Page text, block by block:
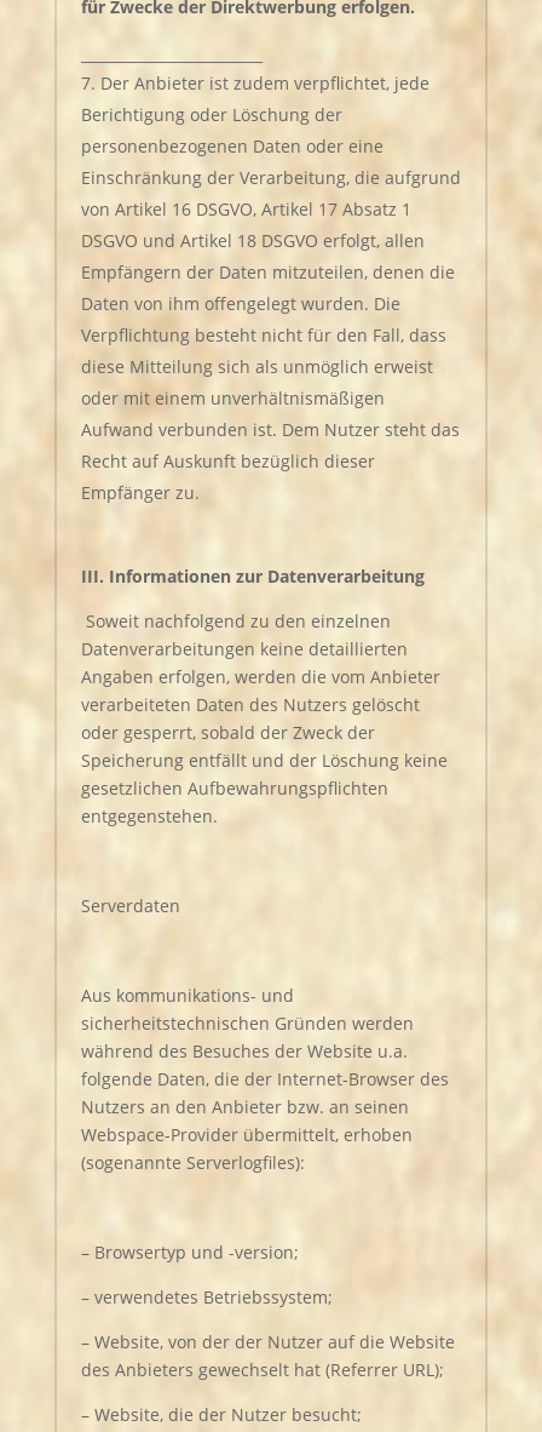
für Zwecke der Direktwerbung erfolgen.
Der Anbieter ist zudem verpflichtet, jede
Berichtigung oder Löschung der
personenbezogenen Daten oder eine
Einschränkung der Verarbeitung, die aufgrund
von Artikel 16 DSGVO, Artikel 17 Absatz 1
DSGVO und Artikel 18 DSGVO erfolgt, allen
Empfängern der Daten mitzuteilen, denen die
Daten von ihm offengelegt wurden. Die
Verpflichtung besteht nicht für den Fall, dass
diese Mitteilung sich als unmöglich erweist
oder mit einem unverhältnismäßigen
Aufwand verbunden ist. Dem Nutzer steht das
Recht auf Auskunft bezüglich dieser
Empfänger zu.
III. Informationen zur Datenverarbeitung
Soweit nachfolgend zu den einzelnen
Datenverarbeitungen keine detaillierten
Angaben erfolgen, werden die vom Anbieter
verarbeiteten Daten des Nutzers gelöscht
oder gesperrt, sobald der Zweck der
Speicherung entfällt und der Löschung keine
gesetzlichen Aufbewahrungspflichten
entgegenstehen.
Serverdaten
Aus kommunikations- und
sicherheitstechnischen Gründen werden
während des Besuches der Website u.a.
folgende Daten, die der Internet-Browser des
Nutzers an den Anbieter bzw. an seinen
Webspace-Provider übermittelt, erhoben
(sogenannte Serverlogfiles):
– Browsertyp und -version;
– verwendetes Betriebssystem;
– Website, von der der Nutzer auf die Website
des Anbieters gewechselt hat (Referrer URL);
– Website, die der Nutzer besucht;